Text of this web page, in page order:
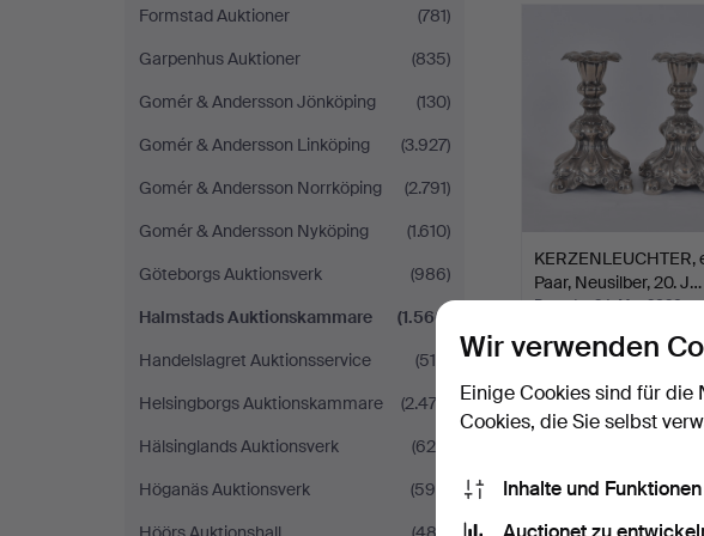
Formstad Auktioner
(781)
Garpenhus Auktioner
(835)
Gomér & Andersson Jönköping
(130)
Gomér & Andersson Linköping
(3.927)
Gomér & Andersson Norrköping
(2.791)
Gomér & Andersson Nyköping
(1.610)
Göteborgs Auktionsverk
(986)
Halmstads Auktionskammare
(1.566)
Handelslagret Auktionsservice
(518)
Helsingborgs Auktionskammare
(2.474)
Hälsinglands Auktionsverk
(628)
Höganäs Auktionsverk
(595)
KERZENLEUCHTER,
Paar, Neusilber, 20. J…
Beendet 24. Mai 2026
32 USD
Wir verwenden
Einige Cookies sind für
Cookies, die Sie selbst
Inhalte und